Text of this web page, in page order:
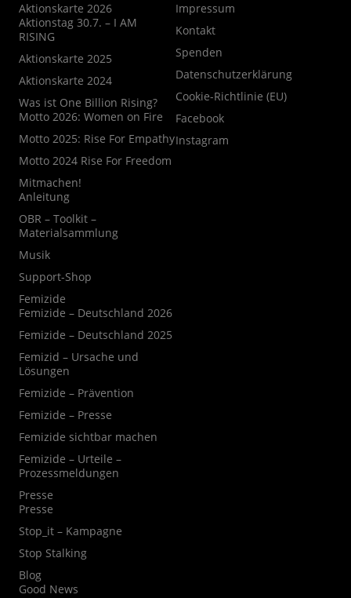
Aktionskarte 2026
Aktionstag 30.7. – I AM
RISING
Aktionskarte 2025
Aktionskarte 2024
Was ist One Billion Rising?
Motto 2026: Women on Fire
Motto 2025: Rise For Empathy
Motto 2024 Rise For Freedom
Mitmachen!
Anleitung
OBR – Toolkit –
Materialsammlung
Musik
Support-Shop
Femizide
Femizide – Deutschland 2026
Femizide – Deutschland 2025
Femizid – Ursache und
Lösungen
Femizide – Prävention
Femizide – Presse
Femizide sichtbar machen
Femizide – Urteile –
Prozessmeldungen
Presse
Presse
Stop_it – Kampagne
Stop Stalking
Blog
Good News
Impressum
Kontakt
Spenden
Datenschutzerklärung
Cookie-Richtlinie (EU)
Facebook
Instagram